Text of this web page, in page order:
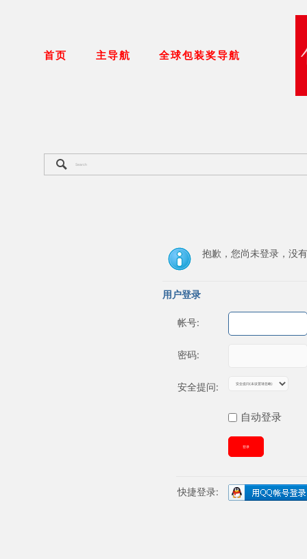
首页 主导航 全球包装奖导航
抱歉，您尚未登录，没
用户登录
帐号:
密码:
安全提问:
自动登录
登录
快捷登录: